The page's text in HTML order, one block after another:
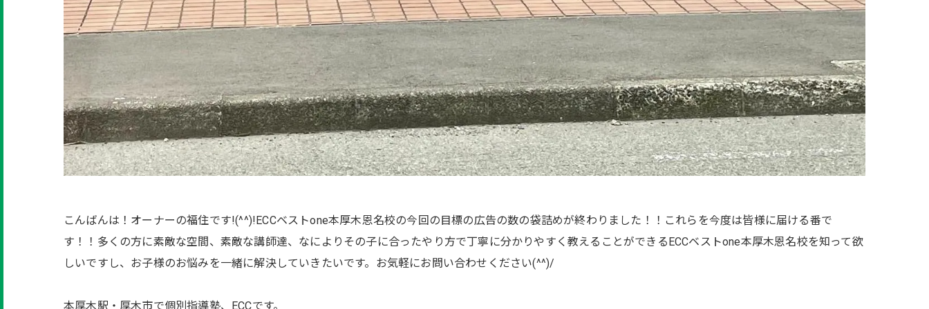
こんばんは！オーナーの福住です!(^^)!ECCベストone本厚木恩名校の今回の目標の広告の数の袋詰めが終わりました！！これらを今度は皆様に届ける番で
す！！多くの方に素敵な空間、素敵な講師達、なによりその子に合ったやり方で丁寧に分かりやすく教えることができるECCベストone本厚木恩名校を知って欲
しいですし、お子様のお悩みを一緒に解決していきたいです。お気軽にお問い合わせください(^^)/
本厚木駅・厚木市で個別指導塾、ECCです。